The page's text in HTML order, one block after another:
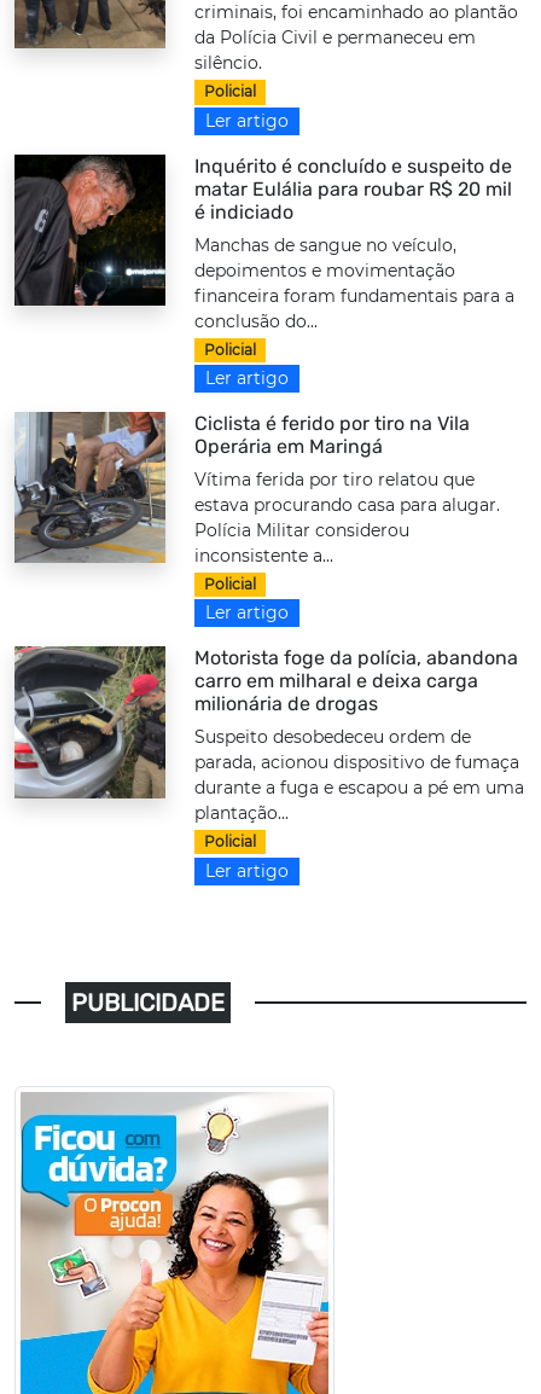
criminais, foi encaminhado ao plantão
da Polícia Civil e permaneceu em
silêncio.
Policial
Ler artigo
Inquérito é concluído e suspeito de
matar Eulália para roubar R$ 20 mil
é indiciado
Manchas de sangue no veículo,
depoimentos e movimentação
financeira foram fundamentais para a
conclusão do...
Policial
Ler artigo
Ciclista é ferido por tiro na Vila
Operária em Maringá
Vítima ferida por tiro relatou que
estava procurando casa para alugar.
Polícia Militar considerou
inconsistente a...
Policial
Ler artigo
Motorista foge da polícia, abandona
carro em milharal e deixa carga
milionária de drogas
Suspeito desobedeceu ordem de
parada, acionou dispositivo de fumaça
durante a fuga e escapou a pé em uma
plantação...
Policial
Ler artigo
PUBLICIDADE